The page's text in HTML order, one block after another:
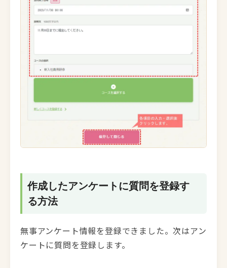
作成したアンケートに質問を登録す
る方法
無事アンケート情報を登録できました。次はアン
ケートに質問を登録します。